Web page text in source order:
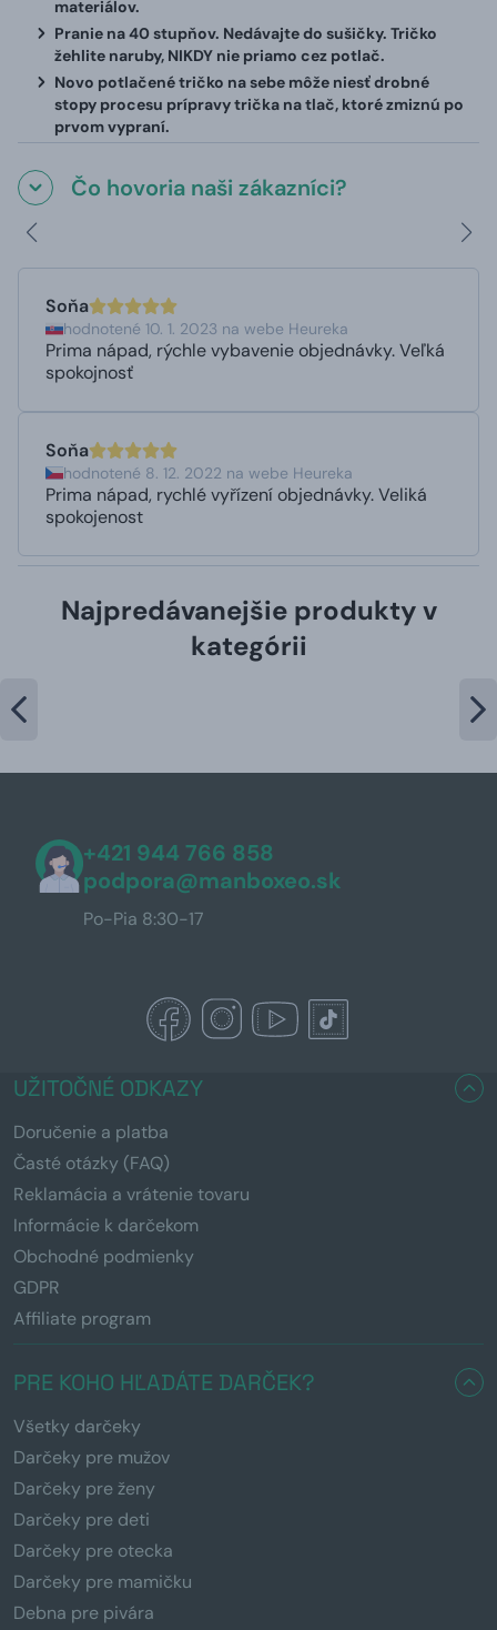
materiálov.
Pranie na 40 stupňov. Nedávajte do sušičky. Tričko
žehlite naruby, NIKDY nie priamo cez potlač.
Novo potlačené tričko na sebe môže niesť drobné
stopy procesu prípravy trička na tlač, ktoré zmiznú po
prvom vypraní.
Čo hovoria naši zákazníci?
Soňa
hodnotené 10. 1. 2023 na webe Heureka
Prima nápad, rýchle vybavenie objednávky. Veľká
spokojnosť
Soňa
hodnotené 8. 12. 2022 na webe Heureka
Prima nápad, rychlé vyřízení objednávky. Veliká
spokojenost
Najpredávanejšie produkty v
kategórii
+421 944 766 858
podpora@manboxeo.sk
Po-Pia 8:30-17
UŽITOČNÉ ODKAZY
Doručenie a platba
Časté otázky (FAQ)
Reklamácia a vrátenie tovaru
Informácie k darčekom
Obchodné podmienky
GDPR
Affiliate program
PRE KOHO HĽADÁTE DARČEK?
Všetky darčeky
Darčeky pre mužov
Darčeky pre ženy
Darčeky pre deti
Darčeky pre otecka
Darčeky pre mamičku
Debna pre pivára